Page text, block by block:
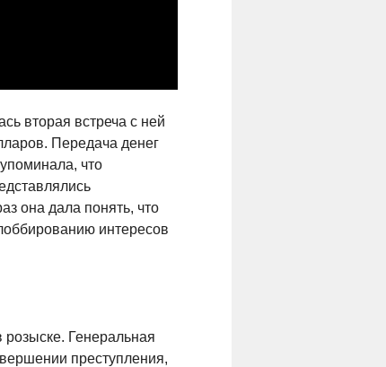
вторая встреча с ней
Передача денег
что
она дала понять, что
интересов
Генеральная
преступления,